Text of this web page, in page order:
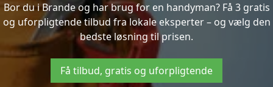
Bor du i Brande og har brug for en handyman? Få 3 gratis
og uforpligtende tilbud fra lokale eksperter – og vælg den
bedste løsning til prisen.
Få tilbud, gratis og uforpligtende